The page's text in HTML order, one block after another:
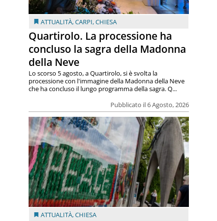
ATTUALITÀ,CARPI,CHIESA
Quartirolo. La processione ha
concluso la sagra della Madonna
della Neve
Pubblicato il 6 Agosto, 2026
Lo scorso 5 agosto, a Quartirolo, si è svolta la
processione con l'immagine della Madonna della Neve
che ha concluso il lungo programma della sagra. Q...
ATTUALITÀ,CHIESA